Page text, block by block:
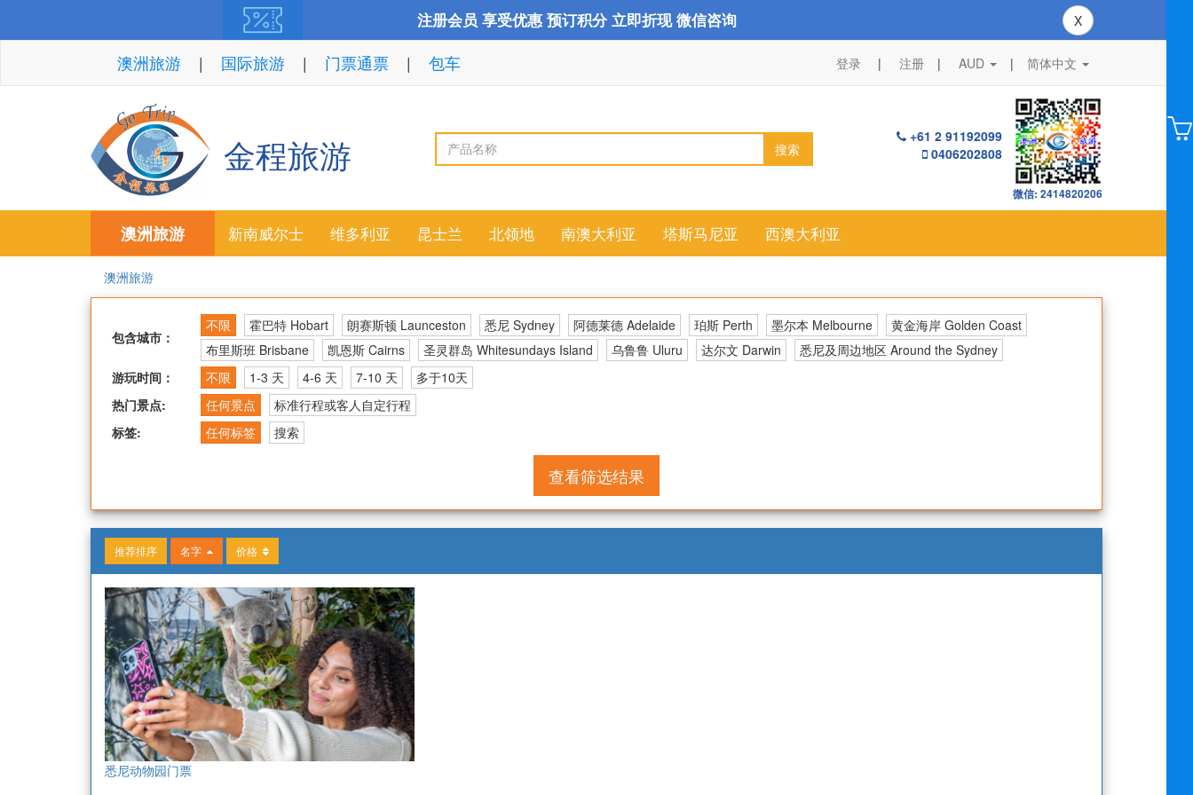
注册会员 享受优惠 预订积分 立即折现 微信咨询 X
澳洲旅游 国际旅游 门票通票 包车 登录 注册 AUD | 简体中文
金程旅游 搜索
+61 2 91192099
0406202808
微信: 2414820206
澳洲旅游 新南威尔士 维多利亚 昆士兰 北领地 南澳大利亚 塔斯马尼亚 西澳大利亚
澳洲旅游
包含城市：
不限 霍巴特 Hobart 朗赛斯顿 Launceston 悉尼 Sydney 阿德莱德 Adelaide 珀斯 Perth 墨尔本 Melbourne
黄金海岸 Golden Coast
布里斯班 Brisbane
凯恩斯 Cairns 圣灵群岛 Whitesundays Island 乌鲁鲁 Uluru 达尔文 Darwin
悉尼及周边地区 Around the Sydney
游玩时间：
不限 1-3 天 4-6 天 7-10 天
多于10天
热门景点:
任何景点
标准行程或客人自定行程
标签:
任何标签 搜索
查看筛选结果
推荐排序 名字 价格
悉尼动物园门票